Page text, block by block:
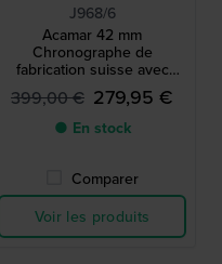
J968/6
Acamar 42 mm
Chronographe de
fabrication suisse avec
verre saphir
399,00 € 279,95 €
● En stock
Comparer
Voir les produits